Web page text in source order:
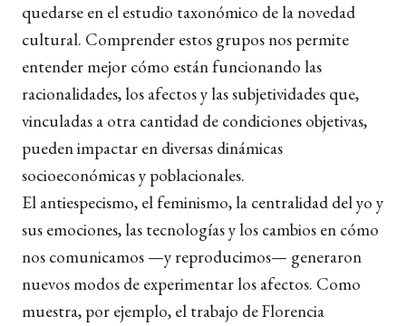
quedarse en el estudio taxonómico de la novedad
cultural. Comprender estos grupos nos permite
entender mejor cómo están funcionando las
racionalidades, los afectos y las subjetividades que,
vinculadas a otra cantidad de condiciones objetivas,
pueden impactar en diversas dinámicas
socioeconómicas y poblacionales.
El antiespecismo, el feminismo, la centralidad del yo y
sus emociones, las tecnologías y los cambios en cómo
nos comunicamos —y reproducimos— generaron
nuevos modos de experimentar los afectos. Como
muestra, por ejemplo, el trabajo de Florencia